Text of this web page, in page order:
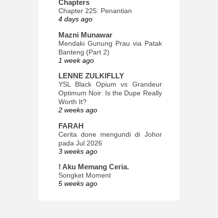
Chapters
Chapter 225: Penantian
4 days ago
Mazni Munawar
Mendaki Gunung Prau via Patak
Banteng (Part 2)
1 week ago
LENNE ZULKIFLLY
YSL Black Opium vs Grandeur
Optimum Noir: Is the Dupe Really
Worth It?
2 weeks ago
FARAH
Cerita done mengundi di Johor
pada Jul 2026
3 weeks ago
! Aku Memang Ceria.
Songket Moment
5 weeks ago